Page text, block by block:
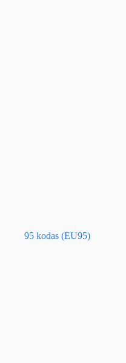
95 kodas (EU95)